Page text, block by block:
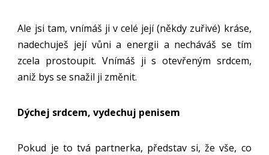
Ale jsi tam, vnímáš ji v celé její (někdy zuřivé) kráse,
nadechuješ její vůni a energii a necháváš se tím
zcela prostoupit. Vnímáš ji s otevřeným srdcem,
aniž bys se snažil ji změnit.
Dýchej srdcem, vydechuj penisem
Pokud je to tvá partnerka, představ si, že vše, co